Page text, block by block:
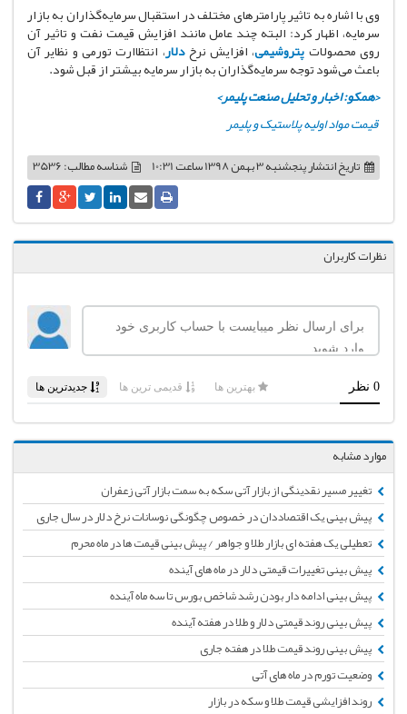
وی با اشاره به تاثیر پارامترهای مختلف در استقبال سرمایه‌گذاران به بازار
سرمایه، اظهار کرد: البته چند عامل مانند افزایش قیمت نفت و تاثیر آن
روی محصولاتپتروشیمی، افزایش نرخدلار، انتظاارت تورمی و نظایر آن
باعث می‌شود توجه سرمایه‌گذاران به بازار سرمایه بیشتر از قبل شود.
<همکو: اخبار و تحلیل صنعت پلیمر>
قیمت مواد اولیه پلاستیک و پلیمر
شناسه مطالب: 3536 تاریخ انتشارپنجشنبه 3 بهمن 1398 ساعت 10:31
نظرات کاربران
موارد مشابه
تغییر مسیر نقدینگی از بازار آتی سکه به سمت بازار آتی زعفران
پیش بینی یک اقتصاد‌دان در خصوص چگونگی نوسانات نرخ دلار در سال جاری
تعطیلی یک هفته ای بازار طلا و جواهر / پیش بینی قیمت ها در ماه محرم
پیش بینی تغییرات قیمتی دلار در ماه های آینده
پیش بینی ادامه دار بودن رشد شاخص بورس تا سه ماه آینده
پیش بینی روند قیمتی دلار و طلا در هفته آینده
پیش بینی روند قیمت طلا در هفته جاری
وضعیت تورم در ماه های آتی
روند افزایشی قیمت طلا و سکه در بازار